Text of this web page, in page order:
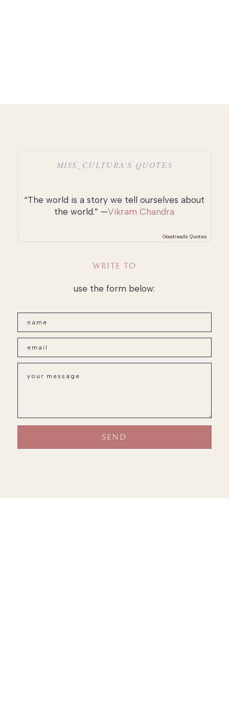
MISS_CULTURA’S QUOTES
“The world is a story we tell ourselves about
the world.” —Vikram Chandra
Goodreads Quotes
WRITE TO
use the form below: